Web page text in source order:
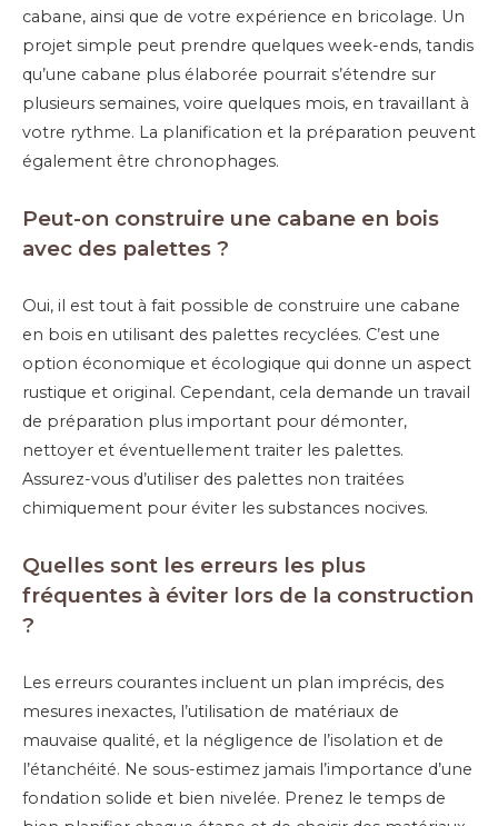
cabane, ainsi que de votre expérience en bricolage. Un
projet simple peut prendre quelques week-ends, tandis
qu’une cabane plus élaborée pourrait s’étendre sur
plusieurs semaines, voire quelques mois, en travaillant à
votre rythme. La planification et la préparation peuvent
également être chronophages.
Peut-on construire une cabane en bois
avec des palettes ?
Oui, il est tout à fait possible de construire une cabane
en bois en utilisant des palettes recyclées. C’est une
option économique et écologique qui donne un aspect
rustique et original. Cependant, cela demande un travail
de préparation plus important pour démonter,
nettoyer et éventuellement traiter les palettes.
Assurez-vous d’utiliser des palettes non traitées
chimiquement pour éviter les substances nocives.
Quelles sont les erreurs les plus
fréquentes à éviter lors de la construction
?
Les erreurs courantes incluent un plan imprécis, des
mesures inexactes, l’utilisation de matériaux de
mauvaise qualité, et la négligence de l’isolation et de
l’étanchéité. Ne sous-estimez jamais l’importance d’une
fondation solide et bien nivelée. Prenez le temps de